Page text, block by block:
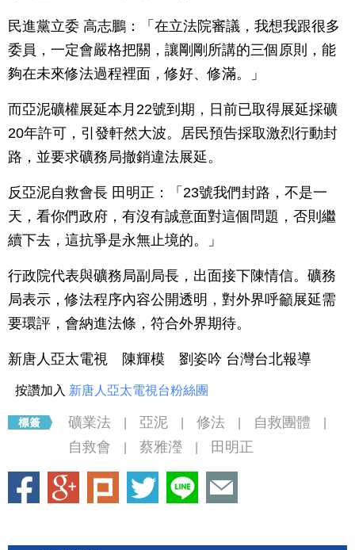
民進黨立委 高志鵬：「在立法院審議，我想我跟很多
委員，一定會嚴格把關，讓剛剛所講的三個原則，能
夠在未來修法過程裡面，修好、修滿。」
而亞泥礦權展延本月22號到期，日前已取得展延採礦
20年許可，引發軒然大波。居民預告採取激烈行動封
路，並要求礦務局撤銷違法展延。
反亞泥自救會長 田明正：「23號我們封路，不是一
天，看你們政府，有沒有誠意面對這個問題，否則繼
續下去，這抗爭是永無止境的。」
行政院代表與礦務局副局長，出面接下陳情信。礦務
局表示，修法程序內容公開透明，對外界呼籲展延需
要環評，會納進法條，符合外界期待。
新唐人亞太電視 陳輝模 劉姿吟 台灣台北報導
按讚加入 新唐人亞太電視台粉絲團
礦業法 亞泥 修法 自救團體
自救會 蔡雅瀅 田明正